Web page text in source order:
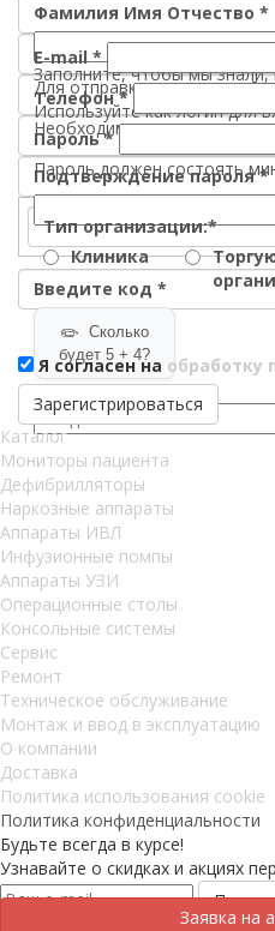
Фамилия Имя Отчество *
Заполните, чтобы мы знали,
E-mail*
Для отправки уведомлений о
Используйте как логин для
Телефон*
Необходим для уточнения
Пароль*
Пароль должен состоять
Подтверждение пароля*
Тип организации:*
Клиника
Введите код *
Сколько
будет 5 + 4?
Обновить
Я согласен на обработку
Зарегистрироваться
Каталог
Мониторы пациента
Дефибрилляторы
Наркозные аппараты
Аппараты ИВЛ
Инфузионные помпы
Аппараты УЗИ
Операционные столы
Консольные системы
Сервис
Ремонт
Техническое обслуживание
Монтаж и ввод в эксплуатацию
О компании
Доставка
Политика использования cookie
Политика конфиденциальности
Будьте всегда в курсе!
Узнавайте о скидках и акциях
Заявка на